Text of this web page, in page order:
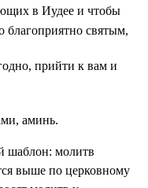
в Иудее и чтобы
благоприятно святым,
прийти к вам и
аминь.
шаблон: молитв
выше по церковному